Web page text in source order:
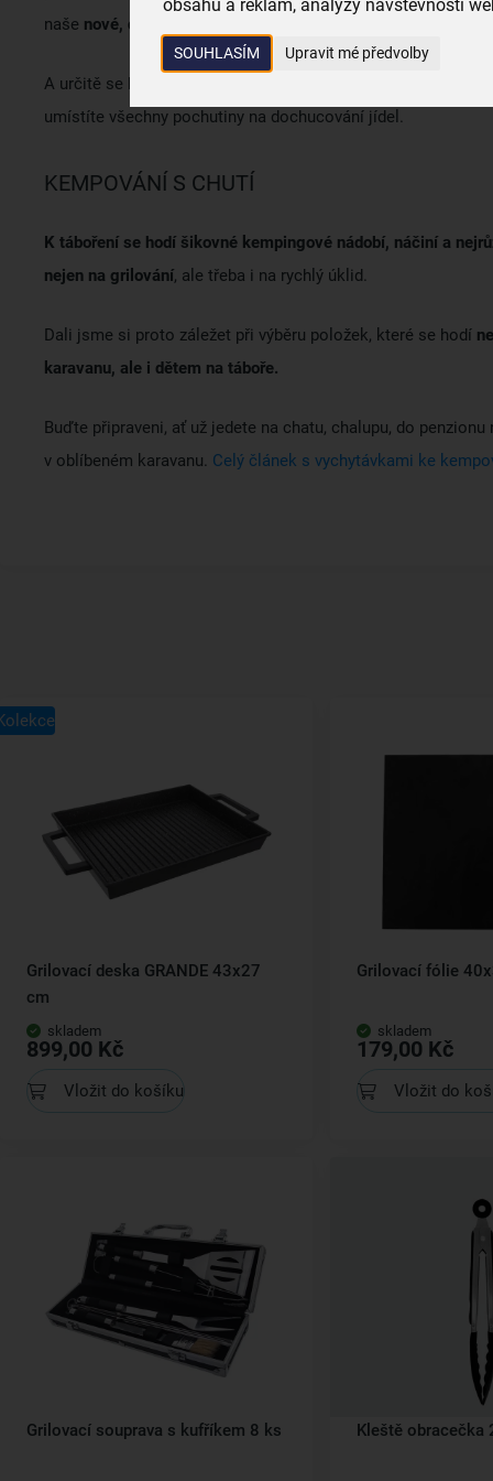
obsahu a reklam, analýzy návštěvnosti
SOUHLASÍM Upravit mé předvolby
naše nové, designové jídelní sady
A určitě se bude hodit nějaký
umístíte všechny pochutiny na dochucování jídel.
KEMPOVÁNÍ S CHUTÍ
K táboření se hodí šikovné kempingové nádobí, náčiní a
nejen na grilování, ale třeba i na rychlý úklid.
Dali jsme si proto záležet při výběru položek, které se hodí
karavanu, ale i dětem na táboře.
Buďte připraveni, ať už jedete na chatu, chalupu, do penzionu
v oblíbeném karavanu. Celý článek s vychytávkami ke
Grilovací deska GRANDE 43x27
cm
skladem
899,00 Kč
Vložit do košíku
Grilovací fólie
skladem
179,00 Kč
Vložit do
Grilovací souprava s kufříkem 8 ks Kleště obracečka